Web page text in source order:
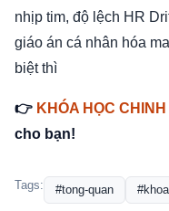
nhịp tim, độ lệch HR
giáo án cá nhân hóa
biệt thì
👉 KHÓA HỌC
cho bạn!
Tags: #tong-quan